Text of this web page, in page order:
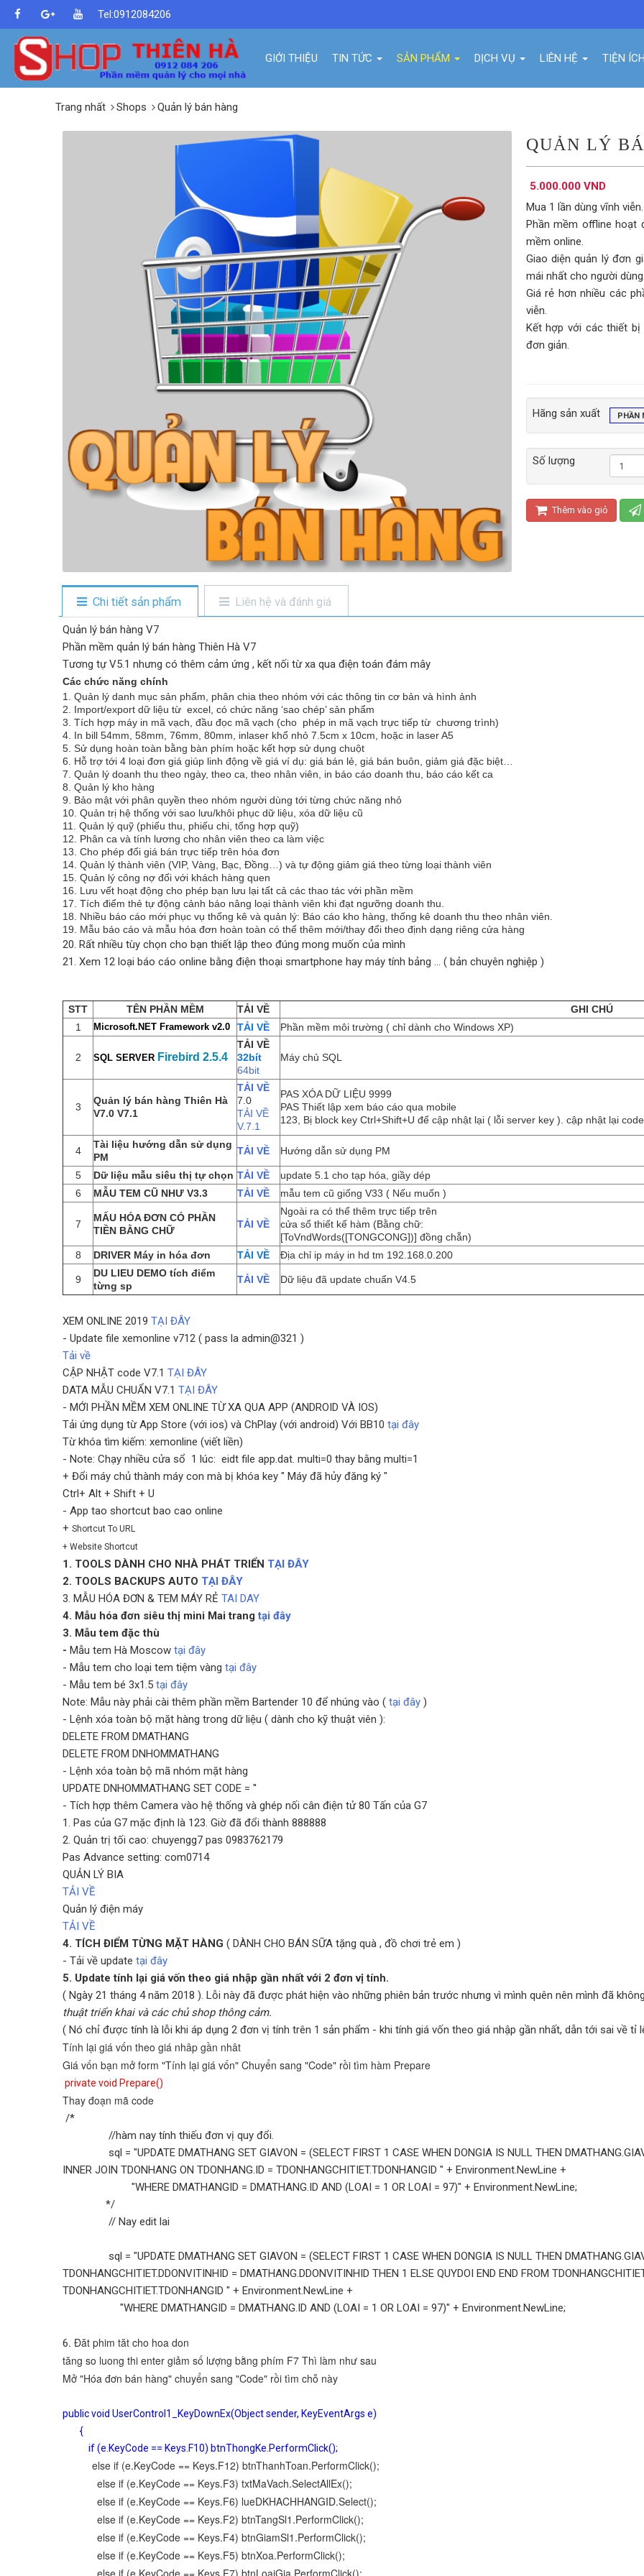
GIỚI THIỆU TIN TỨC SẢN PHẨM DỊCH VỤ LIÊN HỆ TIỆN ÍCH
Tel:0912084206
Trang nhất Shops Quản lý bán hàng
QUẢN LÝ
5.000.000 VND
Mua 1 lần dùng vĩnh
Phần mềm offline hoạt
mềm online.
Giao diện quản lý đơn
mái nhất cho người dùng.
Giá rẻ hơn nhiều các
viễn.
Kết hợp với các thiết
đơn giản.
Hãng sản xuất PHẦN
Số lượng
Thêm vào giỏ
Chi tiết sản phẩm Liên hệ và đánh giá
Quản lý bán hàng V7
Phần mềm quản lý bán hàng Thiên Hà V7
Tương tự V5.1 nhưng có thêm cảm ứng , kết nối từ xa qua điện toán đám mây
Các chức năng chính
1. Quản lý danh mục sản phẩm, phân chia theo nhóm với các thông tin cơ bản và hình ảnh
2. Import/export dữ liệu từ excel, có chức năng ‘sao chép’ sản phẩm
3. Tích hợp máy in mã vạch, đầu đọc mã vạch (cho phép in mã vạch trực tiếp từ chương trình)
4. In bill 54mm, 58mm, 76mm, 80mm, inlaser khổ nhỏ 7.5cm x 10cm, hoặc in laser A5
5. Sử dụng hoàn toàn bằng bàn phím hoặc kết hợp sử dụng chuột
6. Hỗ trợ tới 4 loại đơn giá giúp linh động về giá ví dụ: giá bán lẻ, giá bán buôn, giảm giá đặc biệt…
7. Quản lý doanh thu theo ngày, theo ca, theo nhân viên, in báo cáo doanh thu, báo cáo kết ca
8. Quản lý kho hàng
9. Bảo mật với phân quyền theo nhóm người dùng tới từng chức năng nhỏ
10. Quản trị hệ thống với sao lưu/khôi phục dữ liệu, xóa dữ liệu cũ
11. Quản lý quỹ (phiếu thu, phiếu chi, tổng hợp quỹ)
12. Phân ca và tính lương cho nhân viên theo ca làm việc
13. Cho phép đổi giá bán trực tiếp trên hóa đơn
14. Quản lý thành viên (VIP, Vàng, Bạc, Đồng…) và tự động giảm giá theo từng loại thành viên
15. Quản lý công nợ đối với khách hàng quen
16. Lưu vết hoạt động cho phép bạn lưu lại tất cả các thao tác với phần mềm
17. Tích điểm thẻ tự động cảnh báo nâng loại thành viên khi đạt ngưỡng doanh thu.
18. Nhiều báo cáo mới phục vụ thống kê và quản lý: Báo cáo kho hàng, thống kê doanh thu theo nhân viên.
19. Mẫu báo cáo và mẫu hóa đơn hoàn toàn có thể thêm mới/thay đổi theo định dạng riêng cửa hàng
20. Rất nhiều tùy chọn cho bạn thiết lập theo đúng mong muốn của mình
21. Xem 12 loại báo cáo online bằng điện thoại smartphone hay máy tính bảng ... ( bản chuyên nghiệp )
STT TÊN PHẦN MỀM TẢI VỀ
GHI CHÚ
1
Microsoft.NET Framework v2.0 TẢI VỀ Phần mềm môi trường ( chỉ dành cho Windows XP)
2 SQL SERVER Firebird 2.5.4
TẢI VỀ
32bít
64bit
Máy chủ SQL
3
Quản lý bán hàng Thiên Hà
V7.0 V7.1
TẢI VỀ
7.0
TẢI VỀ
V.7.1
PAS XÓA DỮ LIỆU 9999
PAS Thiết lập xem báo cáo qua mobile
123, Bị block key Ctrl+Shift+U để cập nhật lại ( lỗi server key ). cập nhật lại code
4
Tài liệu hướng dẫn sử dụng
PM
TẢI VỀ Hướng dẫn sử dụng PM
5 Dữ liệu mẫu siêu thị tự chọn TẢI VỀ
update 5.1 cho tạp hóa, giầy dép
6
MẪU TEM CŨ NHƯ V3.3 TẢI VỀ mẫu tem cũ giống V33 ( Nếu muốn )
7
MẤU HÓA ĐƠN CÓ PHẦN
TIỀN BẰNG CHỮ
TẢI VỀ
Ngoài ra có thể thêm trực tiếp trên
cửa sổ thiết kế hàm (Bằng chữ:
[ToVndWords([TONGCONG])] đồng chẵn)
8
DRIVER Máy in hóa đơn TẢI VỀ Địa chỉ ip máy in hd tm 192.168.0.200
9
DU LIEU DEMO tích điểm
từng sp
TẢI VỀ Dữ liệu đã update chuẩn V4.5
XEM ONLINE 2019 TẠI ĐÂY
- Update file xemonline v712 ( pass la admin@321 )
Tải về
CẬP NHẬT code V7.1 TẠI ĐÂY
DATA MẪU CHUẨN V7.1 TẠI ĐÂY
- MỚI PHẦN MỀM XEM ONLINE TỪ XA QUA APP (ANDROID VÀ IOS)
Tải ứng dụng từ App Store (với ios) và ChPlay (với android) Với BB10 tại đây
Từ khóa tìm kiếm: xemonline (viết liền)
- Note: Chạy nhiều cửa sổ 1 lúc: eidt file app.dat. multi=0 thay bằng multi=1
+ Đổi máy chủ thành máy con mà bị khóa key " Máy đã hủy đăng ký "
Ctrl+ Alt + Shift + U
- App tao shortcut bao cao online
+ Shortcut To URL
+ Website Shortcut
1. TOOLS DÀNH CHO NHÀ PHÁT TRIỂN TẠI ĐÂY
2. TOOLS BACKUPS AUTO TẠI ĐÂY
3. MẪU HÓA ĐƠN & TEM MÁY RẺ TAI DAY
4. Mẫu hóa đơn siêu thị mini Mai trangtại đây
3. Mẫu tem đặc thù
- Mẫu tem Hà Moscow tại đây
- Mẫu tem cho loại tem tiệm vàng tại đây
- Mẫu tem bé 3x1.5 tại đây
Note: Mẫu này phải cài thêm phần mềm Bartender 10 để nhúng vào ( tại đây )
- Lệnh xóa toàn bộ mặt hàng trong dữ liệu ( dành cho kỹ thuật viên ):
DELETE FROM DMATHANG
DELETE FROM DNHOMMATHANG
- Lệnh xóa toàn bộ mã nhóm mặt hàng
UPDATE DNHOMMATHANG SET CODE = ''
- Tích hợp thêm Camera vào hệ thống và ghép nối cân điện tử 80 Tấn của G7
1. Pas của G7 mặc định là 123. Giờ đã đổi thành 888888
2. Quản trị tối cao: chuyengg7 pas 0983762179
Pas Advance setting: com0714
QUẢN LÝ BIA
TẢI VỀ
Quản lý điện máy
TẢI VỀ
4. TÍCH ĐIỂM TỪNG MẶT HÀNG ( DÀNH CHO BÁN SỮA tặng quà , đồ chơi trẻ em )
- Tải về update tại đây
5. Update tính lại giá vốn theo giá nhập gần nhất với 2 đơn vị tính.
( Ngày 21 tháng 4 năm 2018 ). Lỗi này đã được phát hiện vào những phiên bản trước nhưng vì mình quên nên mình đã
thuật triển khai và các chủ shop thông cảm.
( Nó chỉ được tính là lỗi khi áp dụng 2 đơn vị tính trên 1 sản phẩm - khi tính giá vốn theo giá nhập gần nhất, dẫn tới sai về tỉ
Tính lại giá vốn theo giá nhâp gần nhât
Giá vốn bạn mở form "Tính lại giá vốn" Chuyển sang "Code" rồi tìm hàm Prepare
private void Prepare()
Thay đoạn mã code
/*
//hàm nay tính thiếu đơn vị quy đổi.
sql = "UPDATE DMATHANG SET GIAVON = (SELECT FIRST 1 CASE WHEN DONGIA IS NULL THEN
INNER JOIN TDONHANG ON TDONHANG.ID = TDONHANGCHITIET.TDONHANGID " + Environment.NewLine +
"WHERE DMATHANGID = DMATHANG.ID AND (LOAI = 1 OR LOAI = 97)" + Environment.NewLine;
*/
// Nay edit lai
sql = "UPDATE DMATHANG SET GIAVON = (SELECT FIRST 1 CASE WHEN DONGIA IS NULL THEN
TDONHANGCHITIET.DDONVITINHID = DMATHANG.DDONVITINHID THEN 1 ELSE QUYDOI END END FROM
TDONHANGCHITIET.TDONHANGID " + Environment.NewLine +
"WHERE DMATHANGID = DMATHANG.ID AND (LOAI = 1 OR LOAI = 97)" + Environment.NewLine;
6. Đăt phim tăt cho hoa don
tăng so luong thi enter giảm số lượng bằng phím F7 Thì làm như sau
Mở "Hóa đơn bán hàng" chuyển sang "Code" rồi tìm chỗ này
public void UserControl1_KeyDownEx(Object sender, KeyEventArgs e)
{
if (e.KeyCode == Keys.F10) btnThongKe.PerformClick();
else if (e.KeyCode == Keys.F12) btnThanhToan.PerformClick();
else if (e.KeyCode == Keys.F3) txtMaVach.SelectAllEx();
else if (e.KeyCode == Keys.F6) lueDKHACHHANGID.Select();
else if (e.KeyCode == Keys.F2) btnTangSl1.PerformClick();
else if (e.KeyCode == Keys.F4) btnGiamSl1.PerformClick();
else if (e.KeyCode == Keys.F5) btnXoa.PerformClick();